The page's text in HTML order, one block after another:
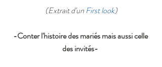
(Extrait d'un First look)
-Conter l'histoire des mariés mais aussi celle
des invités-